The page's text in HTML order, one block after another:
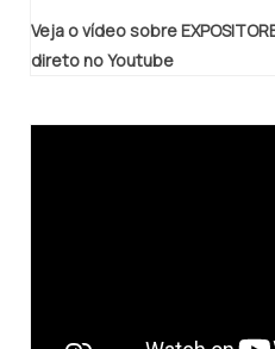
Veja o vídeo sobre
direto no Youtube